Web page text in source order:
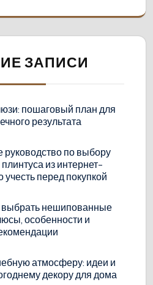
ЗАПИСИ
пошаговый план для
результата
руководство по выбору
из интернет-
учесть перед покупкой
выбрать нешипованные
особенности и
атмосферу: идеи и
декору для дома